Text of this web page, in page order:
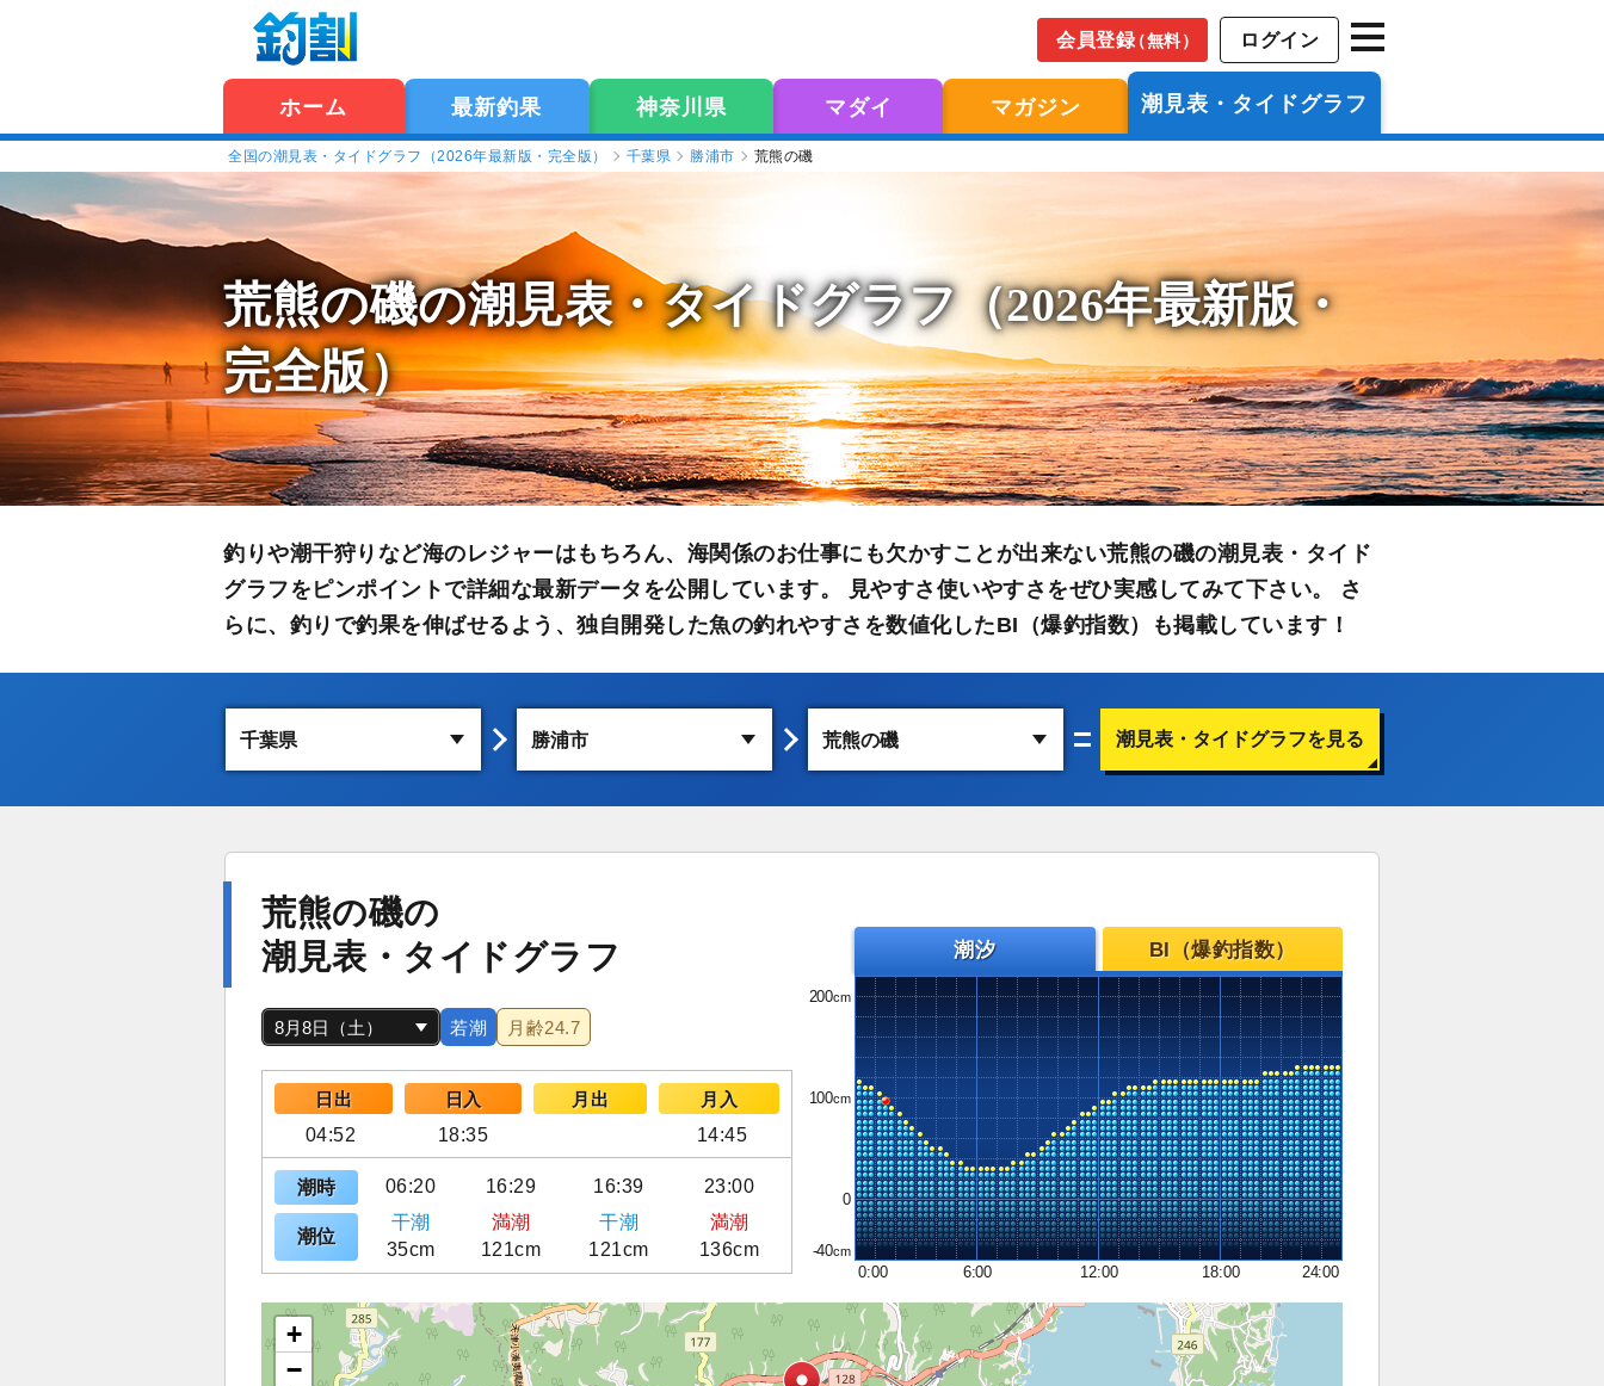
会員登録（無料） ログイン
ホーム 最新釣果 神奈川県 マダイ マガジン 潮見表・タイドグラフ
全国の潮見表・タイドグラフ（2026年最新版・完全版） 千葉県 勝浦市 荒熊の磯
荒熊の磯の潮見表・タイドグラフ（2026年最新版・
完全版）
釣りや潮干狩りなど海のレジャーはもちろん、海関係のお仕事にも欠かすことが出来ない荒熊の磯の潮見表・タイド
グラフをピンポイントで詳細な最新データを公開しています。 見やすさ使いやすさをぜひ実感してみて下さい。 さ
らに、釣りで釣果を伸ばせるよう、独自開発した魚の釣れやすさを数値化したBI（爆釣指数）も掲載しています！
潮見表・タイドグラフを見る
荒熊の磯の
潮見表・タイドグラフ
若潮 月齢24.7
日出 日入 月出
月入
04:52
18:35 14:45
潮時 06:20 16:29 16:39 23:00
潮位
干潮 満潮 干潮
満潮
35cm
121cm 121cm 136cm
潮汐 BI（爆釣指数）
200
100
0
-40
0:00
6:00 12:00 18:00 24:00
+
−